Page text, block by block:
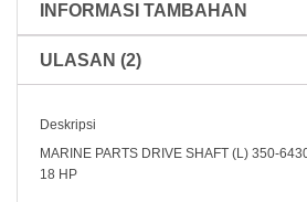
INFORMASI TAMBAHAN
ULASAN (2)
Deskripsi
MARINE PARTS DRIVE SHAFT (L) 350-
18 HP